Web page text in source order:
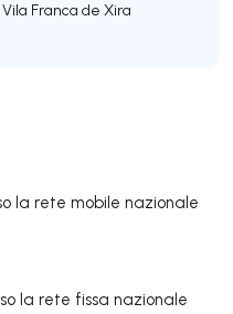
la rete mobile nazionale
la rete fissa nazionale
Vila Franca de Xira